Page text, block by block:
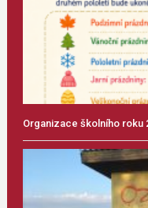
Organizace školního roku